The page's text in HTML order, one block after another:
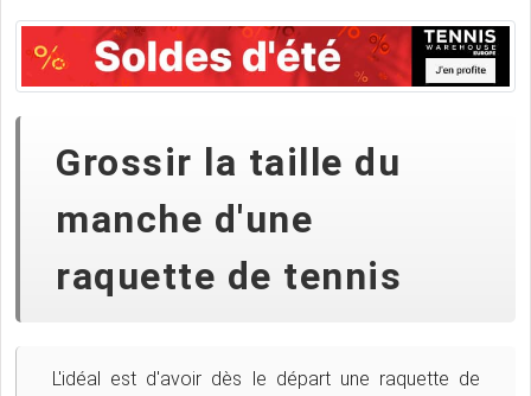
Grossir la taille du
manche d'une
raquette de tennis
L'idéal est d'avoir dès le départ une raquette de